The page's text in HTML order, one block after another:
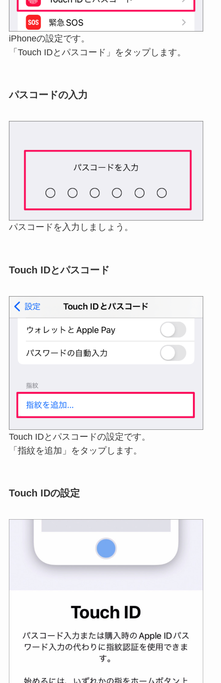
iPhoneの設定です。
「Touch IDとパスコード」をタップします。
パスコードの入力
パスコードを入力しましょう。
Touch IDとパスコード
Touch IDとパスコードの設定です。
「指紋を追加」をタップします。
Touch IDの設定